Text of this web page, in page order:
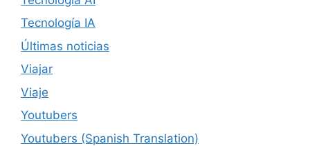
Tecnología IA
Últimas noticias
Viajar
Viaje
Youtubers
Youtubers (Spanish Translation)